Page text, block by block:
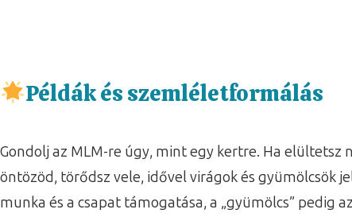
Példák és szemléletformálás
Gondolj az MLM-re úgy, mint egy kertre. Ha
öntözöd, törődsz vele, idővel virágok és gyümölcsök
munka és a csapat támogatása, a „gyümölcs” pedig